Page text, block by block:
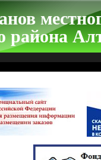
района